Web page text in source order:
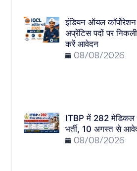
इंडियन ऑयल
अप्रेंटिस पदों पर
करें आवेदन
08/08/2026
ITBP में 282 मेडिकल
भर्ती, 10 अगस्त से
08/08/2026